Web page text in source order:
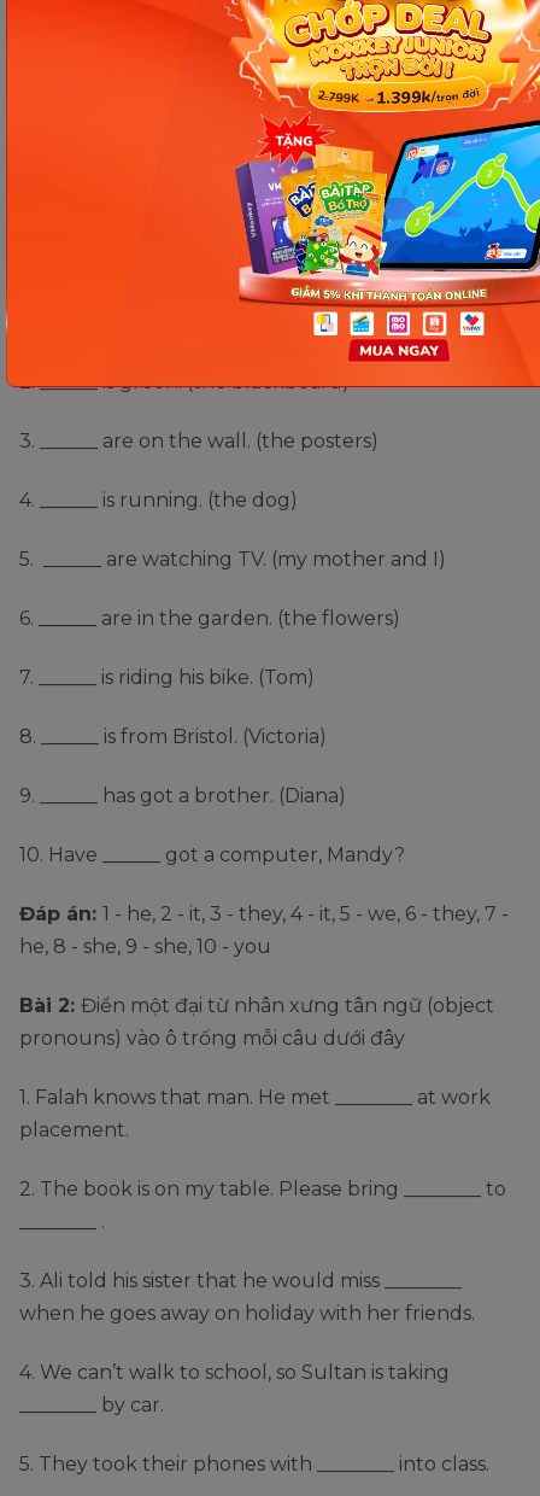
Một số bài tập về đại từ nhân
ài tập về đại từ nhân xưngcó đáp án:
Điền một đại từ nhân xưng phù hợp thay thế
2. ______ is green. (the blackboard)
3. ______ are on the wall. (the posters)
4. ______ is running. (the dog)
5. ______ are watching TV. (my mother and I)
6. ______ are in the garden. (the flowers)
7. ______ is riding his bike. (Tom)
8. ______ is from Bristol. (Victoria)
9. ______ has got a brother. (Diana)
10. Have ______ got a computer, Mandy?
Đáp án: 1 - he, 2 - it, 3 - they, 4 - it, 5 - we, 6 - they, 7 -
he, 8 - she, 9 - she, 10 - you
Bài 2: Điền một đại từ nhân xưng tân ngữ (object
pronouns) vào ô trống mỗi câu dưới đây
1. Falah knows that man. He met ________ at work
placement.
2. The book is on my table. Please bring ________ to
________ .
3. Ali told his sister that he would miss ________
when he goes away on holiday with her friends.
4. We can’t walk to school, so Sultan is taking
________ by car.
5. They took their phones with ________ into class.